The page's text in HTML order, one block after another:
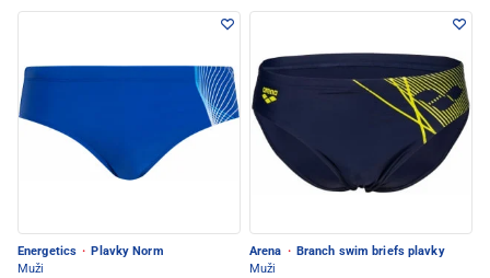
Energetics · Plavky Norm
Muži
Arena · Branch swim briefs plavky
Muži